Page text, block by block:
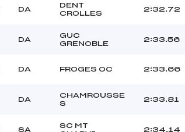
DA
DENT
CROLLES
2:32.72
DA
GUC
GRENOBLE
2:33.56
DA FROGES OC 2:33.66
DA
CHAMROUSSE
S
2:33.81
SA
SC MT
2:34.14